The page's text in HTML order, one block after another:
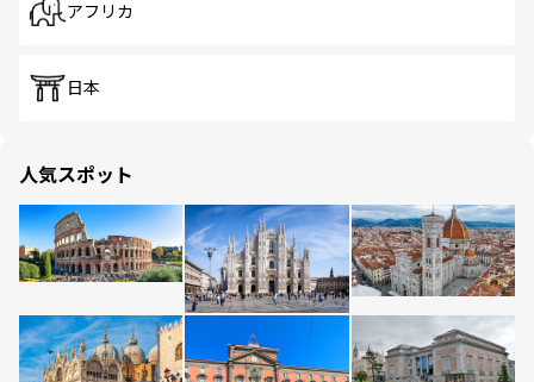
アフリカ
日本
人気スポット